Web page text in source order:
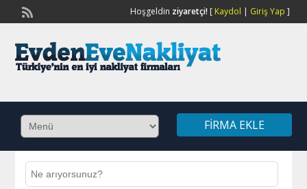
Hoşgeldin ziyaretçi![ Kaydol | Giriş Yap ]
FIRMA EKLE